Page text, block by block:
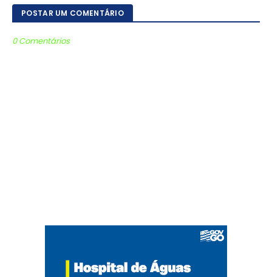
POSTAR UM COMENTÁRIO
0 Comentários